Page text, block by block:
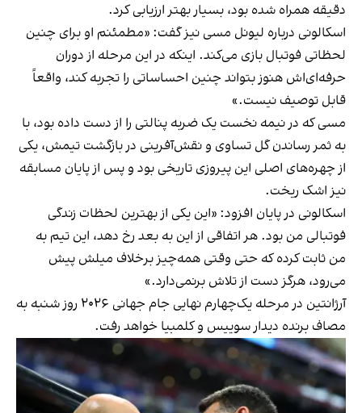
دقیقه همراه شده بود، بسیار بهتر ارزیابی کرد.
اسکالونی درباره لیونل مسی نیز گفت: «مطمئنم او برای چنین
لحظاتی فوتبال بازی می‌کند. اینکه در این مرحله از دوران
حرفه‌ای‌اش هنوز بتواند چنین احساساتی را تجربه کند، واقعاً
قابل توصیف نیست.»
مسی که در نیمه نخست یک ضربه پنالتی را از دست داده بود، با
به ثمر رساندن گل تساوی و نقش‌آفرینی در بازگشت تیمش، یکی
از چهره‌های اصلی این پیروزی تاریخی بود و پس از پایان مسابقه
نیز اشک ریخت.
اسکالونی در پایان افزود: «این یکی از بهترین لحظات زندگی
فوتبالی من بود. هر اتفاقی از این به بعد رخ دهد، این تیم به
من ثابت کرده که حتی وقتی همه‌چیز برخلاف میلش پیش
می‌رود، هرگز دست از تلاش برنمی‌دارد.»
آرژانتین در مرحله یک‌چهارم نهایی جام جهانی ۲۰۲۶ روز شنبه به
مصاف برنده دیدار سوییس و کلمبیا خواهد رفت.